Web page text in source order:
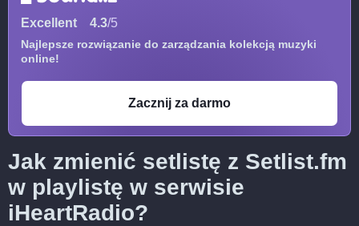
Excellent 4.3/5
Najlepsze rozwiązanie do zarządzania kolekcją muzyki
online!
Zacznij za darmo
Jak zmienić setlistę z Setlist.fm
w playlistę w serwisie
iHeartRadio?